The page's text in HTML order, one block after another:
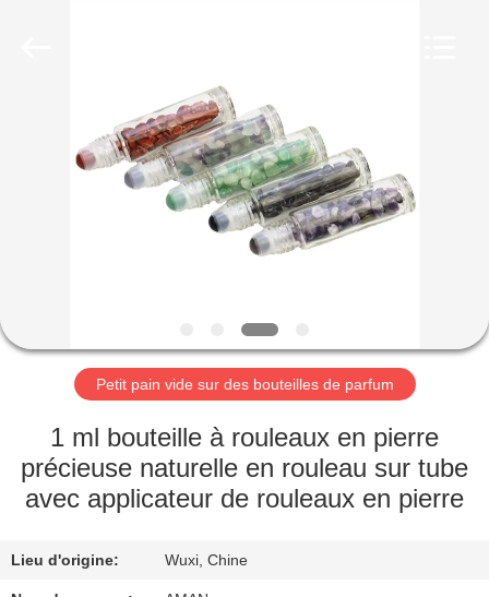
MAISON
PRODUITS
LE
SPECTACLE
PROPOS
NOUS
Petit pain vide sur des bouteilles de parfum
1 ml bouteille à rouleaux en pierre
précieuse naturelle en rouleau sur tube
avec applicateur de rouleaux en pierre
Lieu d'origine: Wuxi, Chine